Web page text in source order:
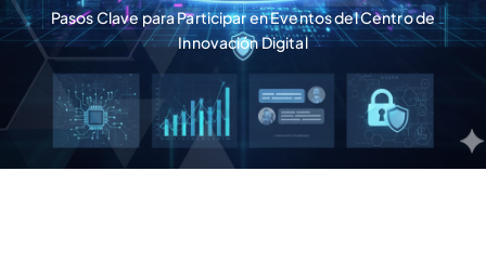
Pasos Clave para Participar en Eventos del Centro de
Innovación Digital